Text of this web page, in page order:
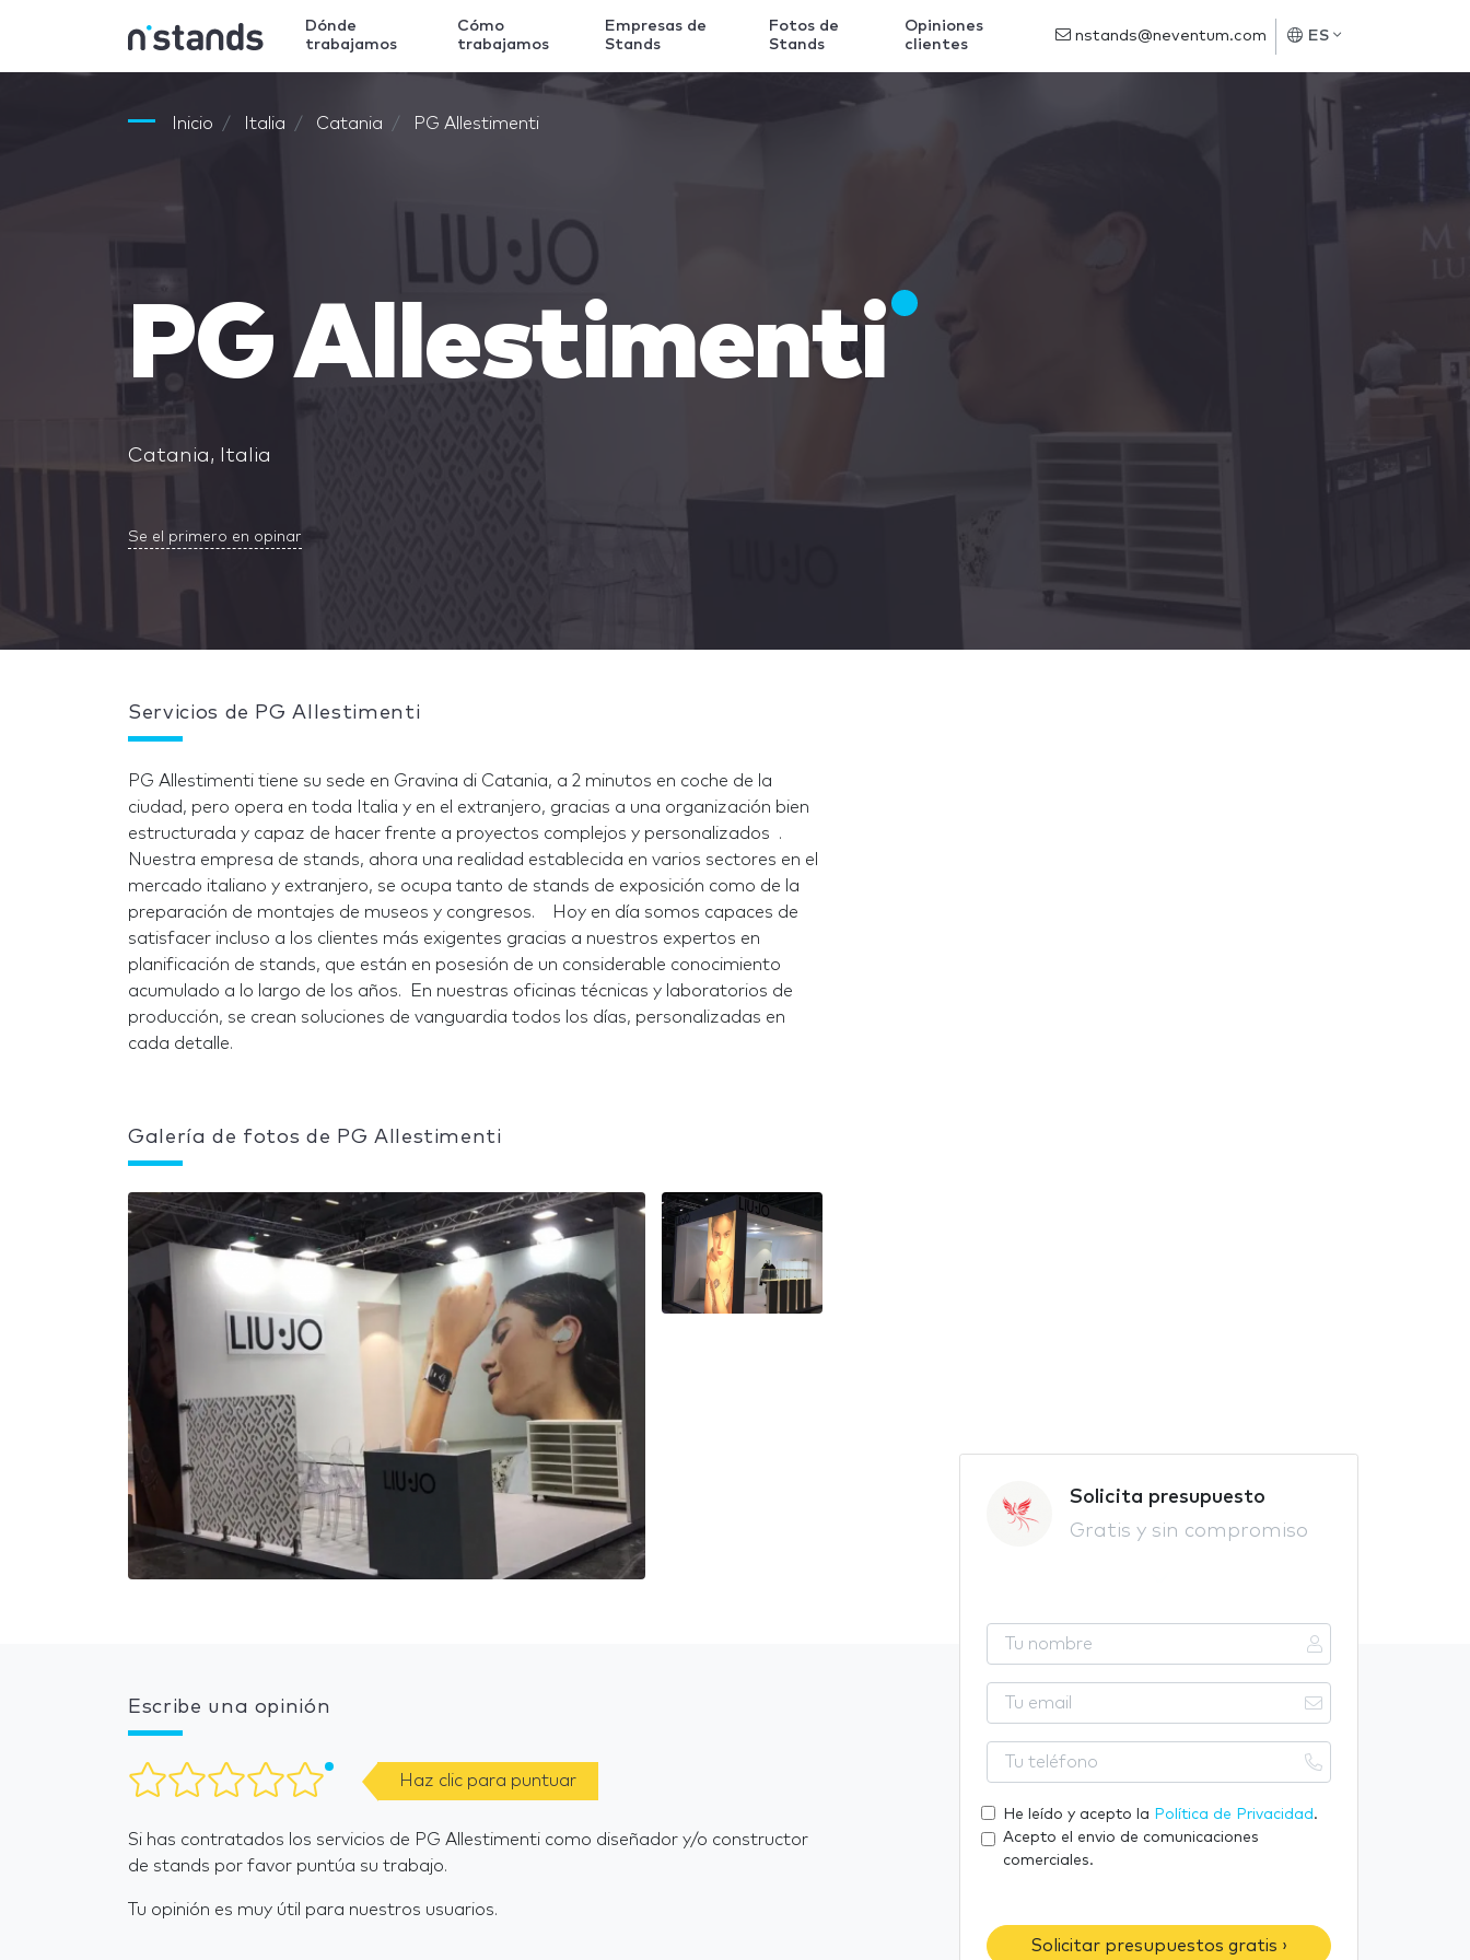
Dónde
trabajamos
Cómo
trabajamos
Empresas de
Stands
Fotos de
Stands
Opiniones
clientes
nstands@neventum.com ES
Inicio Italia Catania PG Allestimenti
PG Allestimenti
Catania, Italia
Se el primero en opinar
Solicita presupuesto
Gratis y sin compromiso
u
n
m
e
u
e
i
l
u
t
e
o
He leído y acepto la Política de Privacidad .
Acepto el envio de comunicaciones
comerciales.
Solicitar presupuestos gratis ›
Servicios de PG Allestimenti
PG Allestimenti tiene su sede en Gravina di Catania, a 2 minutos en coche de la
ciudad, pero opera en toda Italia y en el extranjero, gracias a una organización bien
estructurada y capaz de hacer frente a proyectos complejos y personalizados .
Nuestra empresa de stands, ahora una realidad establecida en varios sectores en el
mercado italiano y extranjero, se ocupa tanto de stands de exposición como de la
preparación de montajes de museos y congresos. Hoy en día somos capaces de
satisfacer incluso a los clientes más exigentes gracias a nuestros expertos en
planificación de stands, que están en posesión de un considerable conocimiento
acumulado a lo largo de los años. En nuestras oficinas técnicas y laboratorios de
producción, se crean soluciones de vanguardia todos los días, personalizadas en
cada detalle.
Galería de fotos de PG Allestimenti
Escribe una opinión
Haz clic para puntuar
Si has contratados los servicios de PG Allestimenti como diseñador y/o constructor
de stands por favor puntúa su trabajo.
Tu opinión es muy útil para nuestros usuarios.